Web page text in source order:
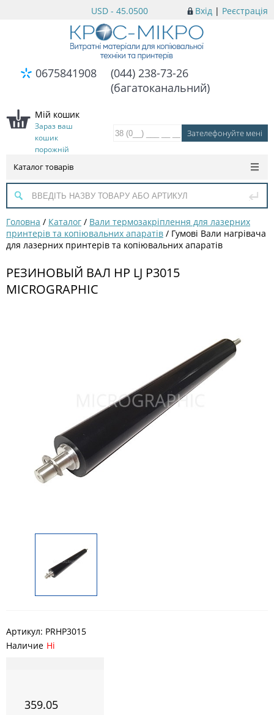
Вхід | Реєстрація
USD - 45.0500
0675841908
(044) 238-73-26
(багатоканальний)
Мій кошик
Зараз ваш
кошик
порожній
Каталог товарів
Головна / Каталог / Вали термозакріплення для лазерних
принтерів та копіювальних апаратів / Гумові Вали нагрівача
для лазерних принтерів та копіювальних апаратів
РЕЗИНОВЫЙ ВАЛ HP LJ P3015
MICROGRAPHIC
Артикул: PRHP3015
Наличие Ні
359.05